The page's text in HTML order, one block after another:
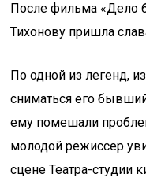
После фильма «Дело
Тихонову пришла
По одной из легенд,
сниматься его
ему помешали
молодой режиссер
сцене Театра-студии